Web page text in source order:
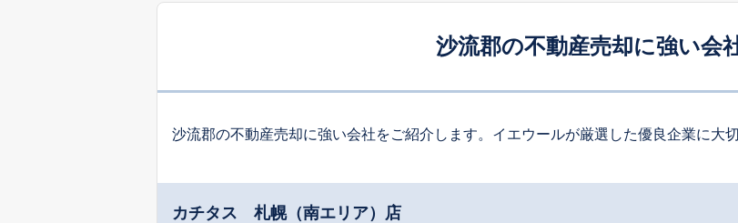
沙流郡の不動産売却に強い会
沙流郡の不動産売却に強い会社をご紹介します。イエウールが厳選した優良企業に大
カチタス 札幌（南エリア）店